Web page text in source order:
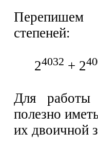
Перепишем
степеней:
24032 + 2
Для
полезно
их двоичной